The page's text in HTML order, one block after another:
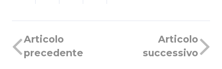
Articolo
precedente
Articolo
successivo